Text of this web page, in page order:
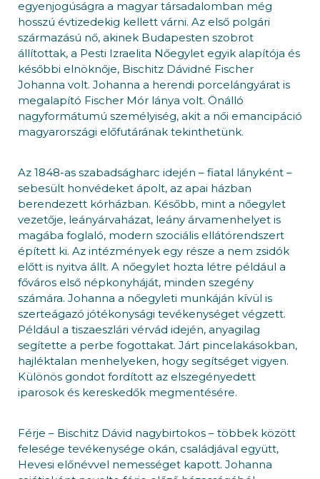
egyenjogúságra a magyar társadalomban még
hosszú évtizedekig kellett várni. Az első polgári
származású nő, akinek Budapesten szobrot
állítottak, a Pesti Izraelita Nőegylet egyik alapítója és
későbbi elnöknője, Bischitz Dávidné Fischer
Johanna volt. Johanna a herendi porcelángyárat is
megalapító Fischer Mór lánya volt. Önálló
nagyformátumú személyiség, akit a női emancipáció
magyarországi előfutárának tekinthetünk.
Az 1848-as szabadságharc idején – fiatal lányként –
sebesült honvédeket ápolt, az apai házban
berendezett kórházban. Később, mint a nőegylet
vezetője, leányárvaházat, leány árvamenhelyet is
magába foglaló, modern szociális ellátórendszert
épített ki. Az intézmények egy része a nem zsidók
előtt is nyitva állt. A nőegylet hozta létre például a
főváros első népkonyháját, minden szegény
számára. Johanna a nőegyleti munkáján kívül is
szerteágazó jótékonysági tevékenységet végzett.
Például a tiszaeszlári vérvád idején, anyagilag
segítette a perbe fogottakat. Járt pincelakásokban,
hajléktalan menhelyeken, hogy segítséget vigyen.
Különös gondot fordított az elszegényedett
iparosok és kereskedők megmentésére.
Férje – Bischitz Dávid nagybirtokos – többek között
felesége tevékenysége okán, családjával együtt,
Hevesi előnévvel nemességet kapott. Johanna